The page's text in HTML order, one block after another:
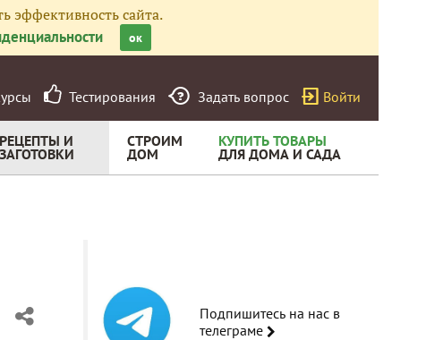
эффективность сайта.
ок
Тестирования Задать вопрос Войти
РЕЦЕПТЫ И
ЗАГОТОВКИ
СТРОИМ
ДОМ
КУПИТЬ ТОВАРЫ
ДЛЯ ДОМА И САДА
Подпишитесь на нас в
телеграме